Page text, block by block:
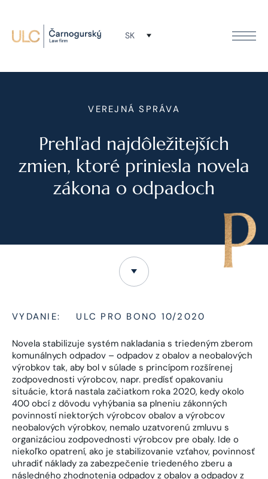
SK
VEREJNÁ SPRÁVA
Prehľad najdôležitejších
zmien, ktoré priniesla novela
zákona o odpadoch
VYDANIE: ULC PRO BONO 10/2020
Novela stabilizuje systém nakladania s triedeným zberom
komunálnych odpadov – odpadov z obalov a neobalových
výrobkov tak, aby bol v súlade s princípom rozšírenej
zodpovednosti výrobcov, napr. predísť opakovaniu
situácie, ktorá nastala začiatkom roka 2020, kedy okolo
400 obcí z dôvodu vyhýbania sa plneniu zákonných
povinností niektorých výrobcov obalov a výrobcov
neobalových výrobkov, nemalo uzatvorenú zmluvu s
organizáciou zodpovednosti výrobcov pre obaly. Ide o
niekoľko opatrení, ako je stabilizovanie vzťahov, povinnosť
uhradiť náklady za zabezpečenie triedeného zberu a
následného zhodnotenia odpadov z obalov a odpadov z